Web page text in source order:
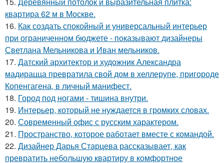
квартира 62 м в Москве.
16. Как создать спокойный и универсальный интерьер
при ограниченном бюджете - показывают дизайнеры
Светлана Мельникова и Иван мельников.
17. Датский архитектор и художник Александра
мадирацца превратила свой дом в хеллерупе, пригороде
Копенгагена, в личный манифест.
18. Город под ногами - тишина внутри.
19. Интерьер, который не нуждается в громких словах.
20. Современный офис с русским характером.
21. Пространство, которое работает вместе с командой.
22. Дизайнер Дарья Старцева рассказывает, как
превратить небольшую квартиру в комфортное